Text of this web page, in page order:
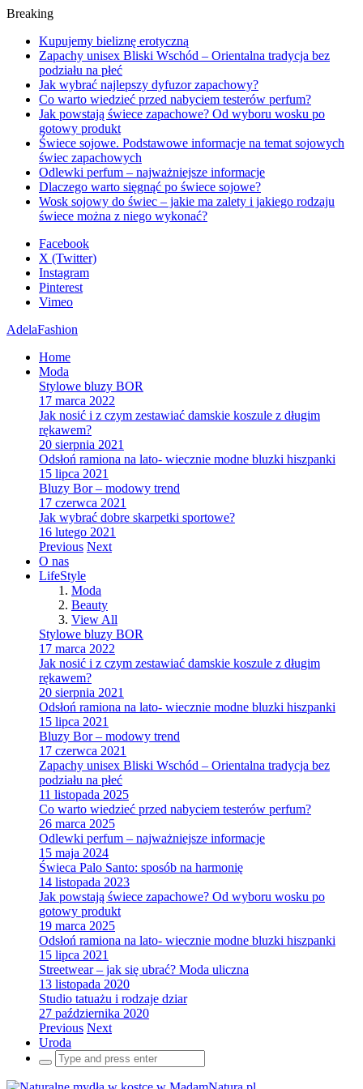
Breaking
Kupujemy bieliznę erotyczną
Zapachy unisex Bliski Wschód – Orientalna tradycja bez
podziału na płeć
Jak wybrać najlepszy dyfuzor zapachowy?
Co warto wiedzieć przed nabyciem testerów perfum?
Jak powstają świece zapachowe? Od wyboru wosku po
gotowy produkt
Świece sojowe. Podstawowe informacje na temat sojowych
świec zapachowych
Odlewki perfum – najważniejsze informacje
Dlaczego warto sięgnąć po świece sojowe?
Wosk sojowy do świec – jakie ma zalety i jakiego rodzaju
świece można z niego wykonać?
Facebook
X (Twitter)
Instagram
Pinterest
Vimeo
AdelaFashion
Home
Moda
Stylowe bluzy BOR
17 marca 2022
Jak nosić i z czym zestawiać damskie koszule z długim
rękawem?
20 sierpnia 2021
Odsłoń ramiona na lato- wiecznie modne bluzki hiszpanki
15 lipca 2021
Bluzy Bor – modowy trend
17 czerwca 2021
Jak wybrać dobre skarpetki sportowe?
16 lutego 2021
Previous Next
O nas
LifeStyle
Moda
Beauty
View All
Stylowe bluzy BOR
17 marca 2022
Jak nosić i z czym zestawiać damskie koszule z długim
rękawem?
20 sierpnia 2021
Odsłoń ramiona na lato- wiecznie modne bluzki hiszpanki
15 lipca 2021
Bluzy Bor – modowy trend
17 czerwca 2021
Zapachy unisex Bliski Wschód – Orientalna tradycja bez
podziału na płeć
11 listopada 2025
Co warto wiedzieć przed nabyciem testerów perfum?
26 marca 2025
Odlewki perfum – najważniejsze informacje
15 maja 2024
Świeca Palo Santo: sposób na harmonię
14 listopada 2023
Jak powstają świece zapachowe? Od wyboru wosku po
gotowy produkt
19 marca 2025
Odsłoń ramiona na lato- wiecznie modne bluzki hiszpanki
15 lipca 2021
Streetwear – jak się ubrać? Moda uliczna
13 listopada 2020
Studio tatuażu i rodzaje dziar
27 października 2020
Previous Next
Uroda
Search
for: